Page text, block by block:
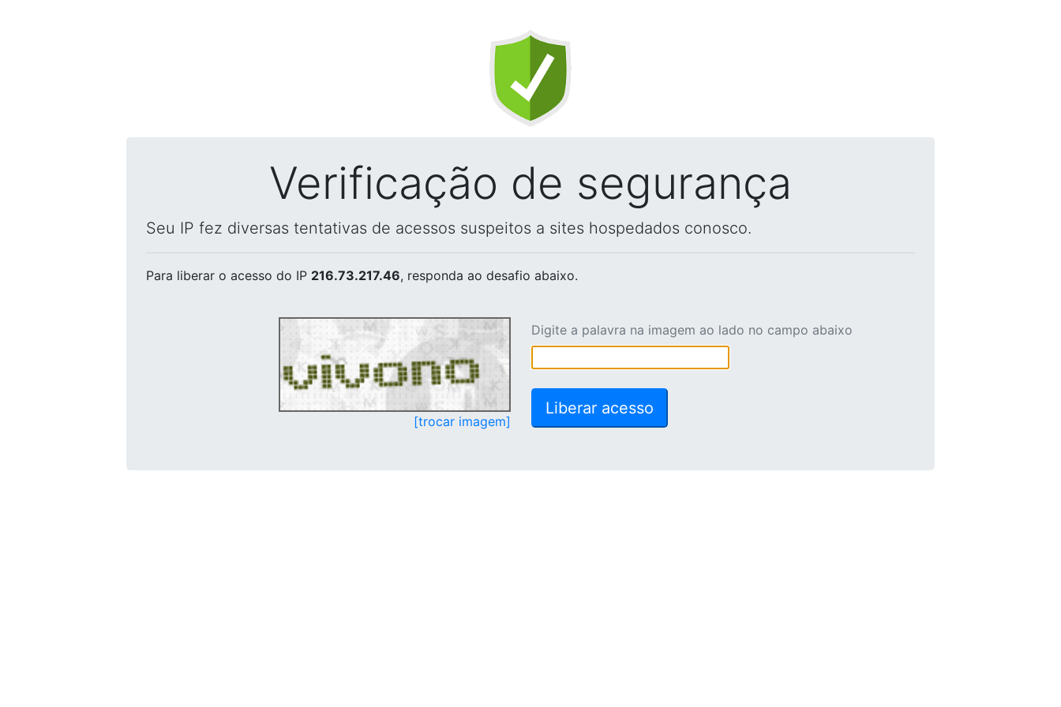
Verificação de segurança
Seu IP fez diversas tentativas de acessos suspeitos a sites hospedados conosco.
Para liberar o acesso do IP 216.73.217.46, responda ao desafio abaixo.
[trocar imagem]
Digite a palavra na imagem ao lado no campo abaixo